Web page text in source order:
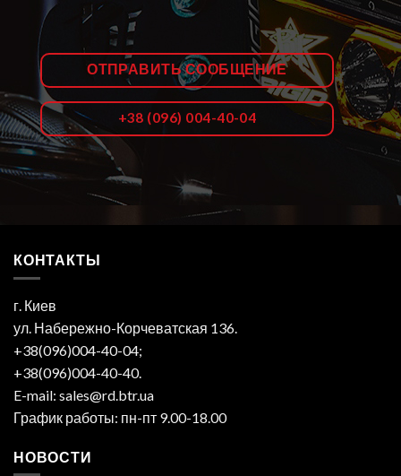
ОТПРАВИТЬ СООБЩЕНИЕ
+38 (096) 004-40-04
КОНТАКТЫ
г. Киев
ул. Набережно-Корчеватская 136.
+38(096)004-40-04;
+38(096)004-40-40.
E-mail: sales@rd.btr.ua
График работы: пн-пт 9.00-18.00
НОВОСТИ